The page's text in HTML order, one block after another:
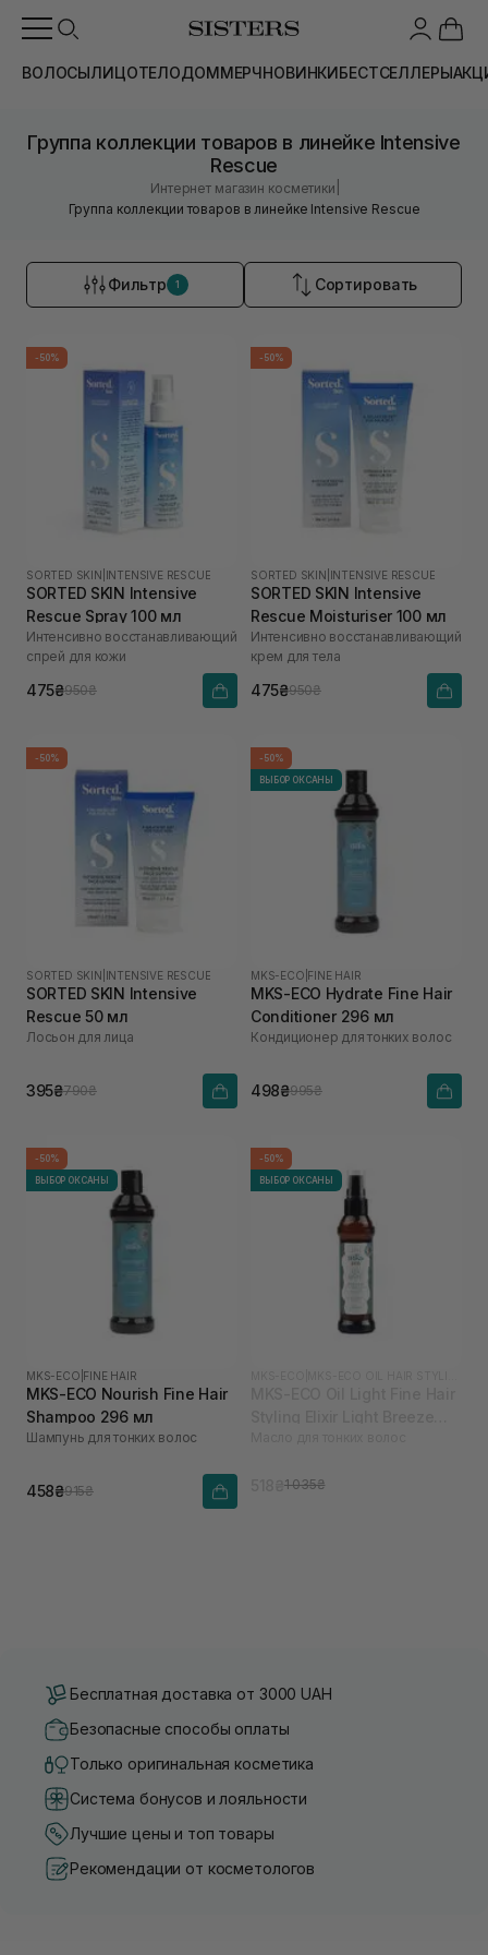
ВОЛОСЫЛИЦОТЕЛОДОММЕРЧНОВИНКИБЕСТСЕЛЛЕРЫ
Группа коллекции товаров в линейке Intensive
Rescue
Интернет магазин косметики
Группа коллекции товаров в линейке Intensive Rescue
Фильтр 1 Сортировать
-50%
SORTED SKIN INTENSIVE RESCUE
SORTED SKIN Intensive
Rescue Spray 100 мл
Интенсивно восстанавливающий
спрей для кожи
475₴950₴
-50%
SORTED SKIN INTENSIVE RESCUE
SORTED SKIN Intensive
Rescue Moisturiser 100 мл
Интенсивно восстанавливающий
крем для тела
475₴950₴
-50%
SORTED SKIN INTENSIVE RESCUE
SORTED SKIN Intensive
Rescue 50 мл
Лосьон для лица
395₴790₴
-50%
ВЫБОР ОКСАНЫ
MKS-ECO FINE HAIR
MKS-ECO Hydrate Fine Hair
Conditioner 296 мл
Кондиционер для тонких волос
498₴995₴
-50%
ВЫБОР ОКСАНЫ
MKS-ECO FINE HAIR
MKS-ECO Nourish Fine Hair
Shampoo 296 мл
Шампунь для тонких волос
458₴915₴
-50%
ВЫБОР ОКСАНЫ
1 035₴
Бесплатная доставка от 3000 UAH
Безопасные способы оплаты
Только оригинальная косметика
Система бонусов и лояльности
Лучшие цены и топ товары
Рекомендации от косметологов